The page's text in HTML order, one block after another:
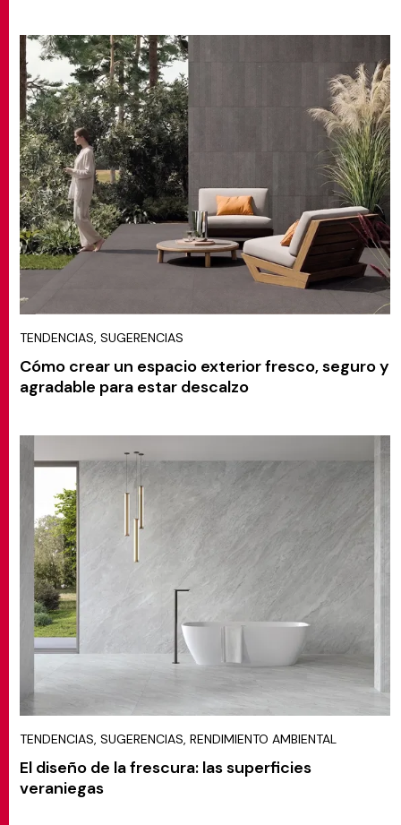
TENDENCIAS, SUGERENCIAS
Cómo crear un espacio exterior fresco, seguro y
agradable para estar descalzo
TENDENCIAS, SUGERENCIAS, RENDIMIENTO AMBIENTAL
El diseño de la frescura: las superficies
veraniegas